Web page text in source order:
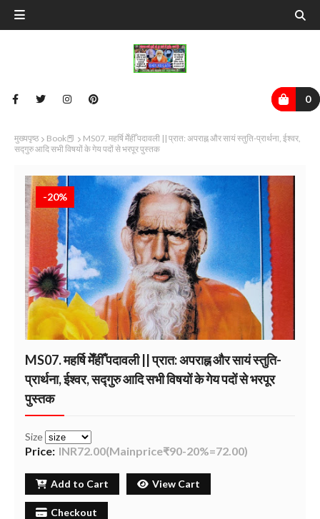
0
मुख्यपृष्ठ Book📕
MS07. महर्षि मेँहीँ पदावली || प्रात: अपराह्न और सायं स्तुति-प्रार्थना, ईश्वर,
सद्गुरु आदि सभी विषयों के गेय पदों से भरपूर पुस्तक
-20%
MS07. महर्षि मेँहीँ पदावली || प्रात: अपराह्न और सायं स्तुति-
प्रार्थना, ईश्वर, सद्गुरु आदि सभी विषयों के गेय पदों से भरपूर
पुस्तक
Size
Price: INR72.00(Mainprice₹90-20%=72.00)
Add to Cart View Cart
Checkout